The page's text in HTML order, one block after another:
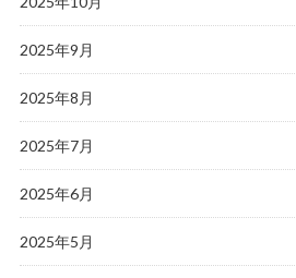
2025年9月
2025年8月
2025年7月
2025年6月
2025年5月